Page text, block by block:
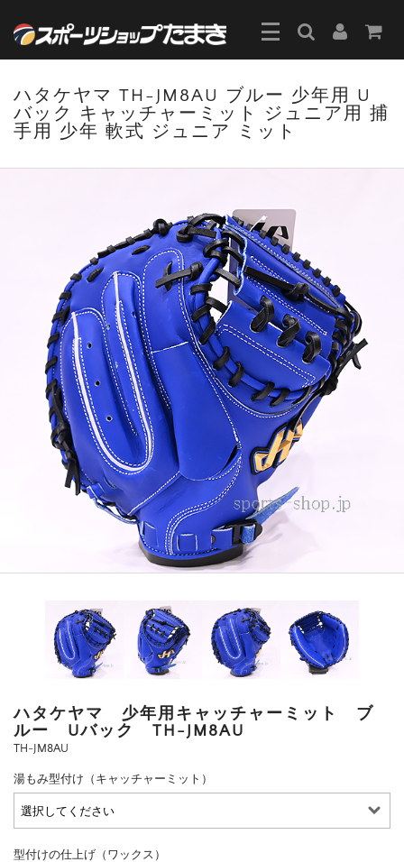
ハタケヤマ TH-JM8AU ブルー 少年用 U
バック キャッチャーミット ジュニア用 捕
手用 少年 軟式 ジュニア ミット
ハタケヤマ 少年用キャッチャーミット ブ
ルー Uバック TH-JM8AU
TH-JM8AU
湯もみ型付け（キャッチャーミット）
型付けの仕上げ（ワックス）